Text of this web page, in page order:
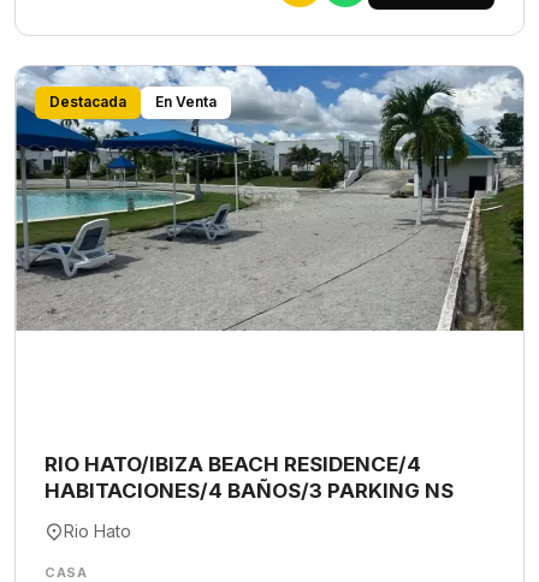
Destacada En Venta
RIO HATO/IBIZA BEACH RESIDENCE/4
HABITACIONES/4 BAÑOS/3 PARKING NS
Rio Hato
CASA